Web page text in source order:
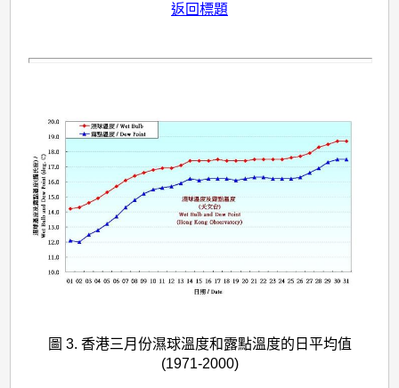
返回標題
圖 3. 香港三月份濕球溫度和露點溫度的日平均值
(1971-2000)